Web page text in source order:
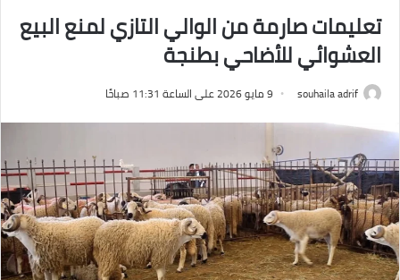
تعليمات صارمة من الوالي التازي لمنع البيع
العشوائي للأضاحي بطنجة
souhaila adrif 9 مايو 2026 على الساعة 11:31 صباحًا